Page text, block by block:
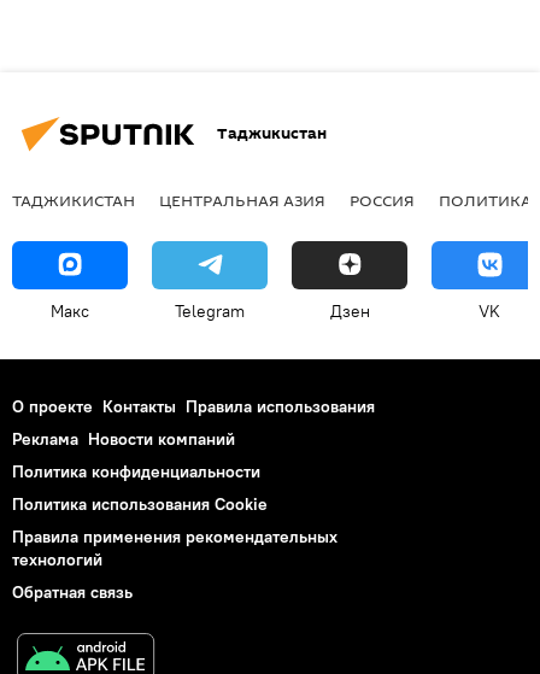
Таджикистан
ТАДЖИКИСТАН ЦЕНТРАЛЬНАЯ АЗИЯ РОССИЯ ПОЛИТИКА
Макс Telegram Дзен VK
О проекте Контакты Правила использования
Реклама Новости компаний
Политика конфиденциальности
Политика использования Cookie
Правила применения рекомендательных
технологий
Обратная связь